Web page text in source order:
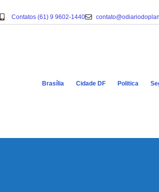
Contatos (61) 9 9602-1440
Brasília Cidade DF Politica